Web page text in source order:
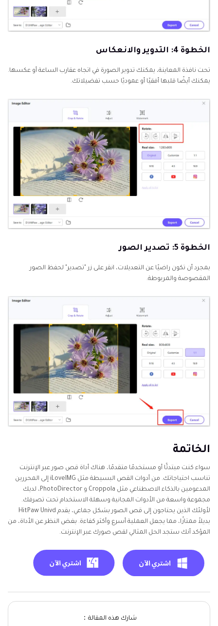
الخطوة 4: التدوير والانعكاس
تحت نافذة المعاينة، يمكنك تدوير الصورة في اتجاه عقارب الساعة أو عكسها.
يمكنك أيضًا قلبها أفقيًا أو عموديًا حسب تفضيلاتك.
الخطوة 5: تصدير الصور
بمجرد أن تكون راضيًا عن التعديلات، انقر على زر "تصدير" لحفظ الصور
المقصوصة والمربوطة.
الخاتمة
سواء كنت مبتدئًا أو مستخدمًا متقدمًا، هناك أداة قص صور عبر الإنترنت
تناسب احتياجاتك. من أدوات القص البسيطة مثل iLoveIMG إلى المحررين
المدعومين بالذكاء الاصطناعي مثل Croppola و PhotoDirector، لديك
مجموعة واسعة من الأدوات المجانية وسهلة الاستخدام تحت تصرفك.
لأولئك الذين يحتاجون إلى قص الصور بشكل جماعي، يقدم HitPaw Univd
بديلاً ممتازًا، مما يجعل العملية أسرع وأكثر كفاءة. بغض النظر عن الأداة، من
المؤكد أنك ستجد الحل المثالي لقص صورك عبر الإنترنت.
شارك هذه المقالة：